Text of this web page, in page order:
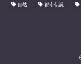
自然 都市伝説